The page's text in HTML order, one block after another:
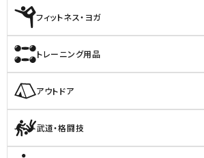
フィットネス・ヨガ
トレーニング用品
アウトドア
武道・格闘技